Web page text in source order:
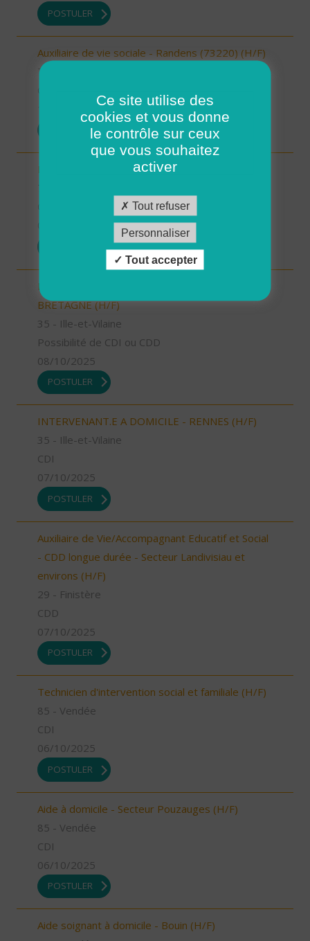
POSTULER
Auxiliaire de vie sociale - Randens (73220) (H/F)
73 - Savoie
POSTULER
Responsable de secteur (H/F)
INTERVENANT.E A DOMICILE - BAIN DE
BRETAGNE (H/F)
35 - Ille-et-Vilaine
Possibilité de CDI ou CDD
08/10/2025
POSTULER
INTERVENANT.E A DOMICILE - RENNES (H/F)
35 - Ille-et-Vilaine
CDI
07/10/2025
POSTULER
Auxiliaire de Vie/Accompagnant Educatif et Social
- CDD longue durée - Secteur Landivisiau et
environs (H/F)
29 - Finistère
CDD
07/10/2025
POSTULER
Technicien d'intervention social et familiale (H/F)
85 - Vendée
CDI
06/10/2025
POSTULER
Aide à domicile - Secteur Pouzauges (H/F)
85 - Vendée
CDI
06/10/2025
POSTULER
Aide soignant à domicile - Bouin (H/F)
Ce site utilise des
cookies et vous donne
le contrôle sur ceux
que vous souhaitez
activer
Tout refuser
Personnaliser
Tout accepter